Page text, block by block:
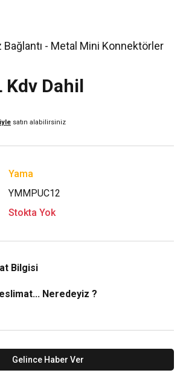
Bağlantı - Metal Mini Konnektörler
Kdv Dahil
satın alabilirsiniz
Yama
YMMPUC12
Stokta Yok
Bilgisi
Neredeyiz ?
Gelince Haber Ver